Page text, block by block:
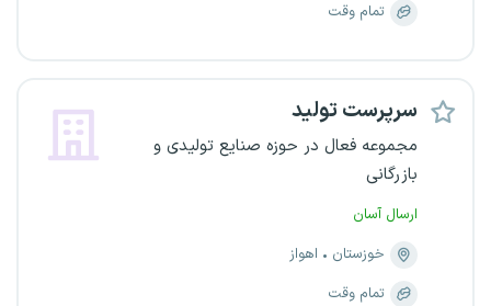
تمام وقت
سرپرست تولید
مجموعه فعال در حوزه صنایع تولیدی و
بازرگانی
ارسال آسان
خوزستان
اهواز
تمام وقت